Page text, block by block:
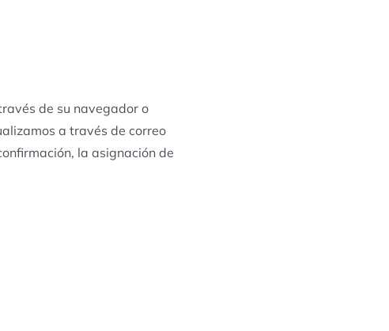
de su navegador o
a través de correo
la asignación de